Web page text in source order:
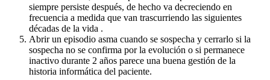
siempre persiste después, de hecho va decreciendo en
frecuencia a medida que van trascurriendo las siguientes
décadas de la vida .
Abrir un episodio asma cuando se sospecha y cerrarlo si la
sospecha no se confirma por la evolución o si permanece
inactivo durante 2 años parece una buena gestión de la
historia informática del paciente.